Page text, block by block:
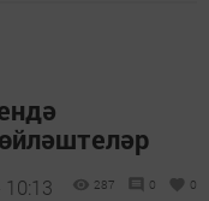
287 0 0